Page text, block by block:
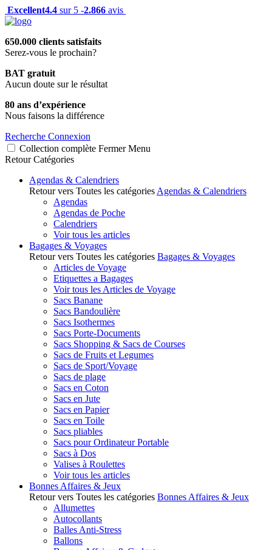
Excellent4.4 sur 5 -2.866 avis
650.000 clients satisfaits
Serez-vous le prochain?
BAT gratuit
Aucun doute sur le résultat
80 ans d’expérience
Nous faisons la différence
Recherche Connexion
Collection complète Fermer Menu
Retour Catégories
Agendas & Calendriers
Retour vers Toutes les catégories Agendas & Calendriers
Agendas
Agendas de Poche
Calendriers
Voir tous les articles
Bagages & Voyages
Retour vers Toutes les catégories Bagages & Voyages
Articles de Voyage
Etiquettes a Bagages
Voir tous les Articles de Voyage
Sacs Banane
Sacs Bandoulière
Sacs Isothermes
Sacs Porte-Documents
Sacs Shopping & Sacs de Courses
Sacs de Fruits et Legumes
Sacs de Sport/Voyage
Sacs de plage
Sacs en Coton
Sacs en Jute
Sacs en Papier
Sacs en Toile
Sacs pliables
Sacs pour Ordinateur Portable
Sacs à Dos
Valises à Roulettes
Voir tous les articles
Bonnes Affaires & Jeux
Retour vers Toutes les catégories Bonnes Affaires & Jeux
Allumettes
Autocollants
Balles Anti-Stress
Ballons